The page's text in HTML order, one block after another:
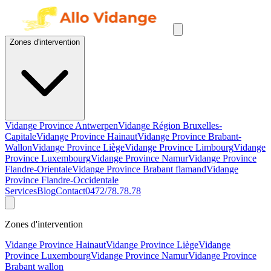
Zones d'intervention
Vidange Province AntwerpenVidange Région Bruxelles-
CapitaleVidange Province HainautVidange Province Brabant-
WallonVidange Province LiègeVidange Province LimbourgVidange
Province LuxembourgVidange Province NamurVidange Province
Flandre-OrientaleVidange Province Brabant flamandVidange
Province Flandre-Occidentale
ServicesBlogContact0472/78.78.78
Zones d'intervention
Vidange Province HainautVidange Province LiègeVidange
Province LuxembourgVidange Province NamurVidange Province
Brabant wallon